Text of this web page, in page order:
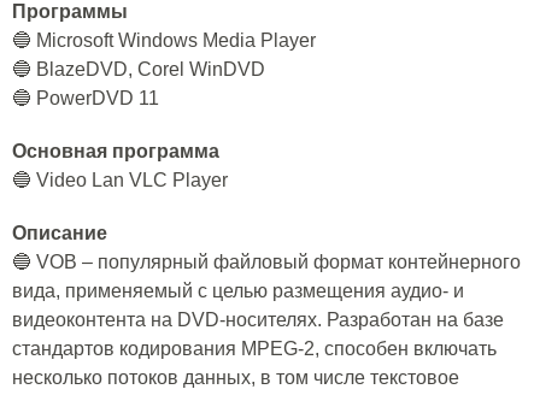
Программы
🔵 Microsoft Windows Media Player
🔵 BlazeDVD, Corel WinDVD
🔵 PowerDVD 11
Основная программа
🔵 Video Lan VLC Player
Описание
🔵 VOB – популярный файловый формат контейнерного
вида, применяемый с целью размещения аудио- и
видеоконтента на DVD-носителях. Разработан на базе
стандартов кодирования MPEG-2, способен включать
несколько потоков данных, в том числе текстовое